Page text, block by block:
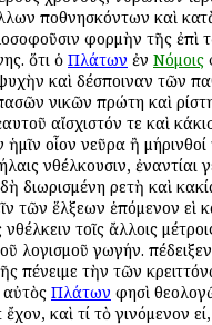
ἀποθνησκόντων καὶ
ἀφορμὴν τῆς
ὅτι ὁ Πλάτων ἐν Νόμοις
καὶ δέσποιναν τῶν
νικῶν πρώτη καὶ
αἴσχιστόν τε καὶ
οἷον νεῦρα ἢ μήρινθοί
ἀνθέλκουσιν, ἐναντίαι
διωρισμένη ἀρετὴ καὶ
τῶν ἕλξεων ἑπόμενον ἀεὶ
ἀνθέλκειν τοῖς ἄλλοις
λογισμοῦ ἀγωγήν.
ἀπένειμε τὴν τῶν
αὐτὸς Πλάτων φησὶ
ἔχον, καὶ τί τὸ γινόμενον